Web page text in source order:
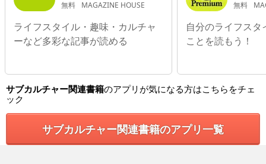
無料 MAGAZINE HOUSE
ライフスタイル・趣味・カルチャ
ーなど多彩な記事が読める
無料
自分のライフス
ことを読もう！
サブカルチャー関連書籍のアプリが気になる方はこちらをチェ
ック
サブカルチャー関連書籍のアプリ一覧